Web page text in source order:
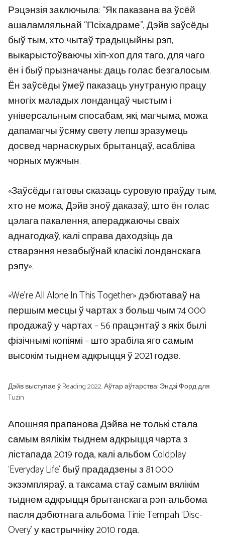
Рэцэнзія заключыла: “Як паказана ва ўсёй
ашаламляльнай “Псіхадраме”, Дэйв заўсёды
быў тым, хто чытаў традыцыйны рэп,
выкарыстоўваючы хіп-хоп для таго, для чаго
ён і быў прызначаны: даць голас безгалосым.
Ён заўсёды ўмеў паказаць унутраную працу
многіх маладых лонданцаў чыстым і
універсальным спосабам, які, магчыма, можа
дапамагчы ўсяму свету лепш зразумець
досвед чарнаскурых брытанцаў, асабліва
чорных мужчын.
«Заўсёды гатовы сказаць суровую праўду тым,
хто не можа, Дэйв зноў даказаў, што ён голас
цэлага пакалення, апераджаючы сваіх
аднагодкаў, калі справа даходзіць да
стварэння незабыўнай класікі лонданскага
рэпу».
«We’re All Alone In This Together» дэбютаваў на
першым месцы ў чартах з больш чым 74 000
продажаў у чартах – 56 працэнтаў з якіх былі
фізічнымі копіямі – што зрабіла яго самым
высокім тыднем адкрыцця ў 2021 годзе.
Дэйв выступае ў Reading 2022. Аўтар аўтарства: Эндзі Форд для
Tuzin
Апошняя прапанова Дэйва не толькі стала
самым вялікім тыднем адкрыцця чарта з
лістапада 2019 года, калі альбом Coldplay
‘Everyday Life’ быў прададзены з 81 000
экзэмпляраў, а таксама стаў самым вялікім
тыднем адкрыцця брытанскага рэп-альбома
пасля дэбютнага альбома Tinie Tempah ‘Disc-
Overy’ у кастрычніку 2010 года.